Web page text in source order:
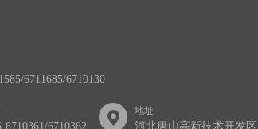
6711685/6710130
6710361/6710362
地址
河北唐山高新技术开发区